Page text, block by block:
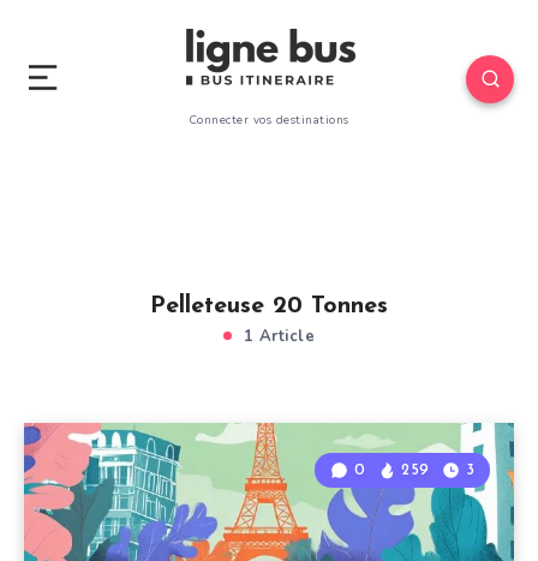
Connecter vos destinations
Pelleteuse 20 Tonnes
1 Article
0 259 3